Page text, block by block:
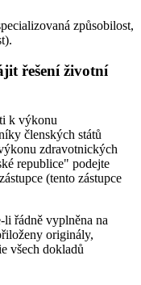
způsobilost,
řešení životní
k výkonu
členských států
zdravotnických
republice" podejte
(tento zástupce
li řádně vyplněna na
originály,
všech dokladů